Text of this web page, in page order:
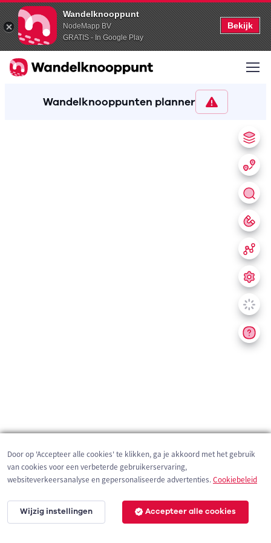
Wandelknooppunt
NodeMapp BV
GRATIS - In Google Play
Bekijk
Wandelknooppunten planner
200 m
Door op 'Accepteer alle cookies' te klikken, ga je akkoord met het gebruik
van cookies voor een verbeterde gebruikerservaring,
websiteverkeersanalyse en gepersonaliseerde advertenties.Cookiebeleid
Wijzig instellingen Accepteer alle cookies